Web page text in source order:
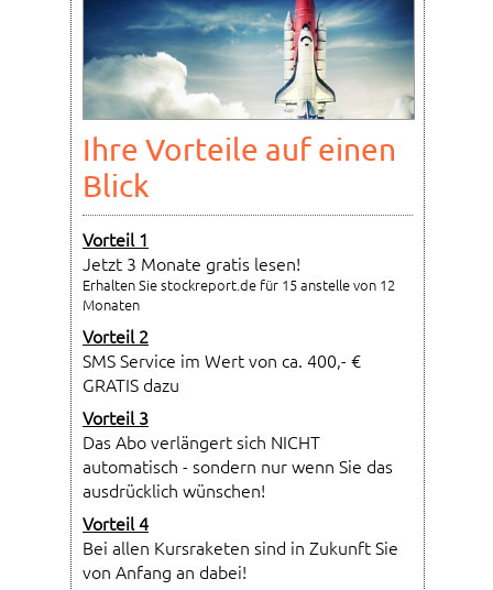
Ihre Vorteile auf einen
Blick
Vorteil 1
Jetzt 3 Monate gratis lesen!
Erhalten Sie stockreport.de für 15 anstelle von 12
Monaten
Vorteil 2
SMS Service im Wert von ca. 400,- €
GRATIS dazu
Vorteil 3
Das Abo verlängert sich NICHT
automatisch - sondern nur wenn Sie das
ausdrücklich wünschen!
Vorteil 4
Bei allen Kursraketen sind in Zukunft Sie
von Anfang an dabei!